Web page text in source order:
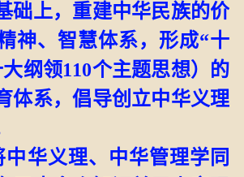
础上，重建中华民族的价
神、智慧体系，形成“十
纲领110个主题思想）的
体系，倡导创立中华义理
中华义理、中华管理学同